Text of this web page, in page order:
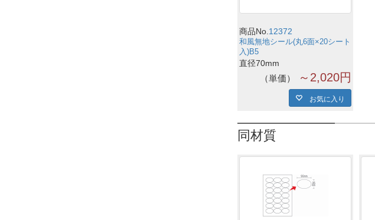
商品No. 12372
和風無地シール(丸6面×20シート
入)B5
直径70mm
単価 ～2,020円
お気に入り
同材質